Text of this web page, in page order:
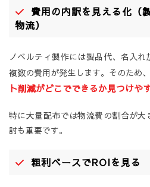
費用の内訳を見える化（
物流）
ノベルティ製作には製品代、名入
複数の費用が発生します。そのため、
ト削減がどこでできるか見つけや
特に大量配布では物流費の割合が
討も重要です。
粗利ベースでROIを見る